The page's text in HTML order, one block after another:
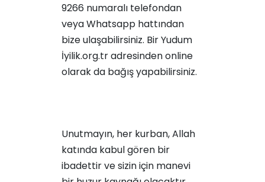
9266 numaralı telefondan
veya Whatsapp hattından
bize ulaşabilirsiniz. Bir Yudum
İyilik.org.tr adresinden online
olarak da bağış yapabilirsiniz.
Unutmayın, her kurban, Allah
katında kabul gören bir
ibadettir ve sizin için manevi